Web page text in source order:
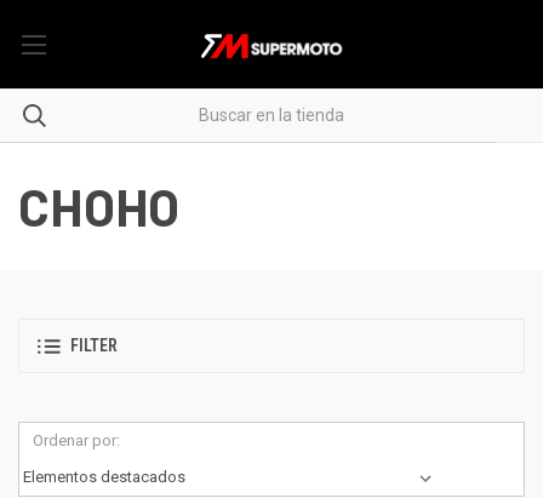
CHOHO
FILTER
Ordenar por: